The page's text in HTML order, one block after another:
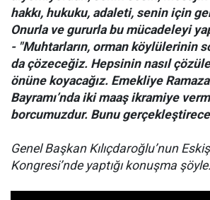
hakkı, hukuku, adaleti, senin için
Onurla ve gururla bu mücadeleyi
- "Muhtarların, orman köylülerinin
da çözeceğiz. Hepsinin nasıl
önüne koyacağız. Emekliye
Bayramı’nda iki maaş ikramiye
borcumuzdur. Bunu
Genel Başkan Kılıçdaroğlu’nun
Kongresi’nde yaptığı konuşma şöyle: